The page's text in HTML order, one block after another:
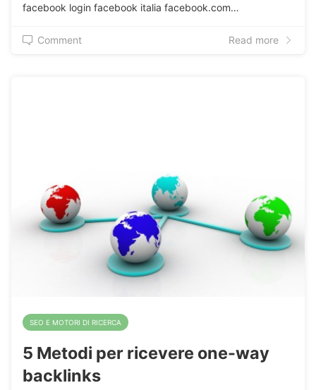
facebook login facebook italia facebook.com…
Comment Read more
SEO E MOTORI DI RICERCA
5 Metodi per ricevere one-way
backlinks